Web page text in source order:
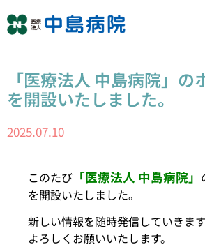
「医療法人 中島病院」の
を開設いたしました。
2025.07.10
このたび 「医療法人 中島病院」
を開設いたしました。
新しい情報を随時発信していきま
よろしくお願いいたします。